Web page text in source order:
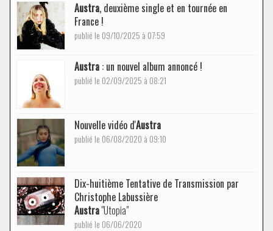
Austra, deuxième single et en tournée en
France !
publié le 09/10/2025 à 07:59
Austra : un nouvel album annoncé !
publié le 02/09/2025 à 08:21
Nouvelle vidéo d'Austra
publié le 06/08/2020 à 09:10
Dix-huitième Tentative de Transmission par
Christophe Labussière
Austra"Utopia"
publié le 06/06/2020